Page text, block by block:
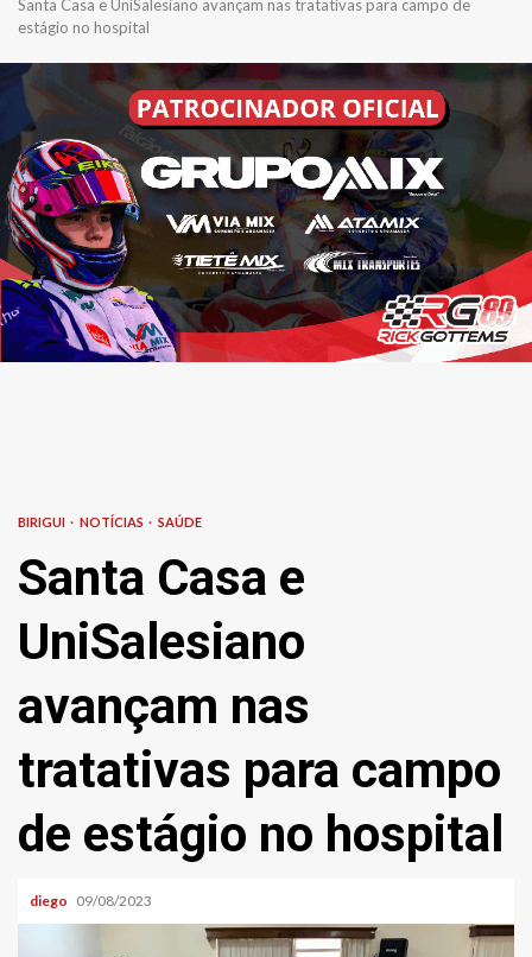
Santa Casa e UniSalesiano avançam nas tratativas para campo de
estágio no hospital
BIRIGUI NOTÍCIAS SAÚDE
Santa Casa e
UniSalesiano
avançam nas
tratativas para campo
de estágio no hospital
diego 09/08/2023